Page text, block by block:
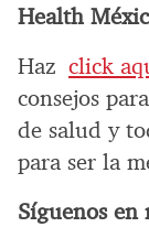
Health
Haz click
consejos
de salud y
para ser la
Síguenos en